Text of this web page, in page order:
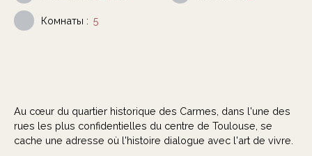
Комнаты : 5
Au cœur du quartier historique des Carmes, dans l'une des
rues les plus confidentielles du centre de Toulouse, se
cache une adresse où l'histoire dialogue avec l'art de vivre.